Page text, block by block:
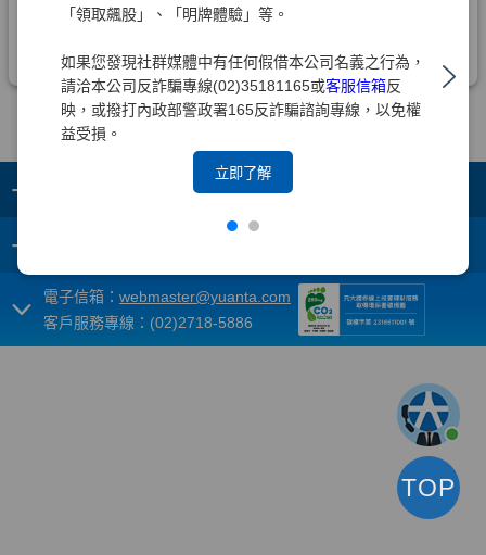
「領取飆股」、「明牌體驗」等。
如果您發現社群媒體中有任何假借本公司名義之行為，
請洽本公司反詐騙專線(02)35181165或客服信箱反
映，或撥打內政部警政署165反詐騙諮詢專線，以免權
益受損。
立即了解
+
+
電子信箱： webmaster@yuanta.com
客戶服務專線：(02)2718-5886
TOP